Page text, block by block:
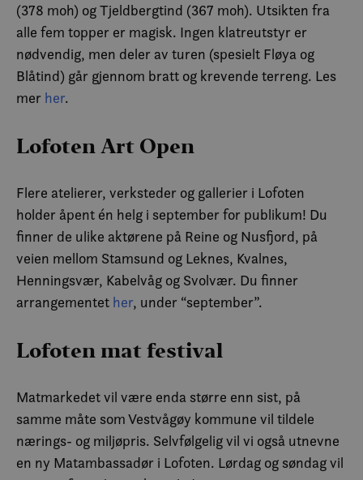
(378 moh) og Tjeldbergtind (367 moh). Utsikten fra
alle fem topper er magisk. Ingen klatreutstyr er
nødvendig, men deler av turen (spesielt Fløya og
Blåtind) går gjennom bratt og krevende terreng. Les
mer her.
Lofoten Art Open
Flere atelierer, verksteder og gallerier i Lofoten
holder åpent én helg i september for publikum! Du
finner de ulike aktørene på Reine og Nusfjord, på
veien mellom Stamsund og Leknes, Kvalnes,
Henningsvær, Kabelvåg og Svolvær. Du finner
arrangementet her, under “september”.
Lofoten mat festival
Matmarkedet vil være enda større enn sist, på
samme måte som Vestvågøy kommune vil tildele
nærings- og miljøpris. Selvfølgelig vil vi også utnevne
en ny Matambassadør i Lofoten. Lørdag og søndag vil